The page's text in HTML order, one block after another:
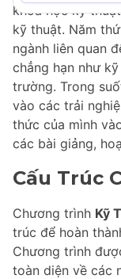
khoa học kỹ
kỹ thuật. Năm
ngành liên quan
chẳng hạn như
trường. Trong
vào các trải
thức của mình
các bài giảng,
Cấu Trúc
Chương trình Kỹ
trúc để hoàn
Chương trình
toàn diện về các